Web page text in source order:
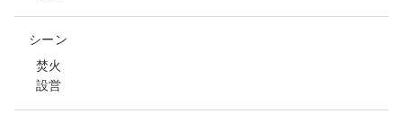
シーン
焚火
設営